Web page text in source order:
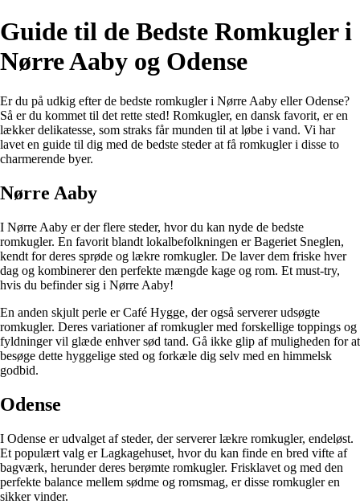
Guide til de Bedste Romkugler i
Nørre Aaby og Odense
Er du på udkig efter de bedste romkugler i Nørre Aaby eller Odense?
Så er du kommet til det rette sted! Romkugler, en dansk favorit, er en
lækker delikatesse, som straks får munden til at løbe i vand. Vi har
lavet en guide til dig med de bedste steder at få romkugler i disse to
charmerende byer.
Nørre Aaby
I Nørre Aaby er der flere steder, hvor du kan nyde de bedste
romkugler. En favorit blandt lokalbefolkningen er Bageriet Sneglen,
kendt for deres sprøde og lækre romkugler. De laver dem friske hver
dag og kombinerer den perfekte mængde kage og rom. Et must-try,
hvis du befinder sig i Nørre Aaby!
En anden skjult perle er Café Hygge, der også serverer udsøgte
romkugler. Deres variationer af romkugler med forskellige toppings og
fyldninger vil glæde enhver sød tand. Gå ikke glip af muligheden for at
besøge dette hyggelige sted og forkæle dig selv med en himmelsk
godbid.
Odense
I Odense er udvalget af steder, der serverer lækre romkugler, endeløst.
Et populært valg er Lagkagehuset, hvor du kan finde en bred vifte af
bagværk, herunder deres berømte romkugler. Frisklavet og med den
perfekte balance mellem sødme og romsmag, er disse romkugler en
sikker vinder.